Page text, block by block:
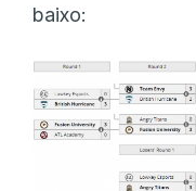
baixo: